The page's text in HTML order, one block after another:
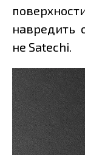
навредить
не Satechi.